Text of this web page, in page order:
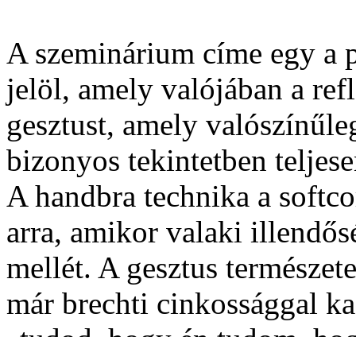
A szeminárium címe egy a
jelöl, amely valójában a
gesztust, amely
bizonyos tekintetben
A handbra technika a
arra, amikor valaki
mellét. A gesztus
már brechti cinkossággal